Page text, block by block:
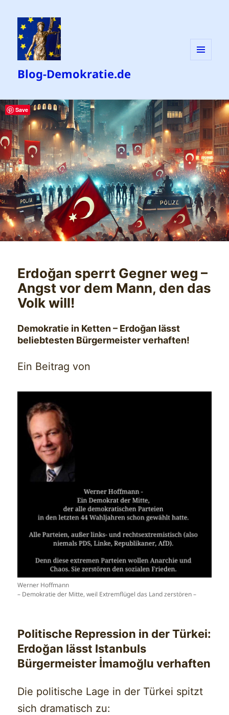
Blog-Demokratie.de
Erdoğan sperrt Gegner weg –
Angst vor dem Mann, den das
Volk will!
Demokratie in Ketten – Erdoğan lässt
beliebtesten Bürgermeister verhaften!
Ein Beitrag von
Werner Hoffmann
– Demokratie der Mitte, weil Extremflügel das Land zerstören –
Politische Repression in der Türkei:
Erdoğan lässt Istanbuls
Bürgermeister İmamoğlu verhaften
Die politische Lage in der Türkei spitzt
sich dramatisch zu:
Save